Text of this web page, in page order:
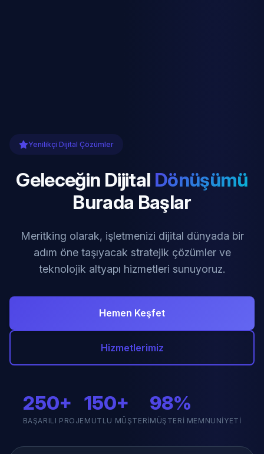
Yenilikçi Dijital Çözümler
Geleceğin Dijital Dönüşümü
Burada Başlar
Meritking olarak, işletmenizi dijital dünyada bir
adım öne taşıyacak stratejik çözümler ve
teknolojik altyapı hizmetleri sunuyoruz.
Hemen Keşfet
Hizmetlerimiz
250+
BAŞARILI PROJE
150+
MUTLU MÜŞTERI
98%
MÜŞTERI MEMNUNIYETI